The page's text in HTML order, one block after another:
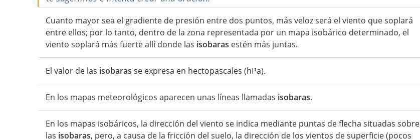
Cuanto mayor sea el gradiente de presión entre dos puntos, más veloz será el viento que soplará
entre ellos; por lo tanto, dentro de la zona representada por un mapa isobárico determinado, el
viento soplará más fuerte allí donde las isobaras estén más juntas.
El valor de las isobaras se expresa en hectopascales (hPa).
En los mapas meteorológicos aparecen unas líneas llamadas isobaras.
En los mapas isobáricos, la dirección del viento se indica mediante puntas de flecha situadas sobre
las isobaras, pero, a causa de la fricción del suelo, la dirección de los vientos de superficie (pocos